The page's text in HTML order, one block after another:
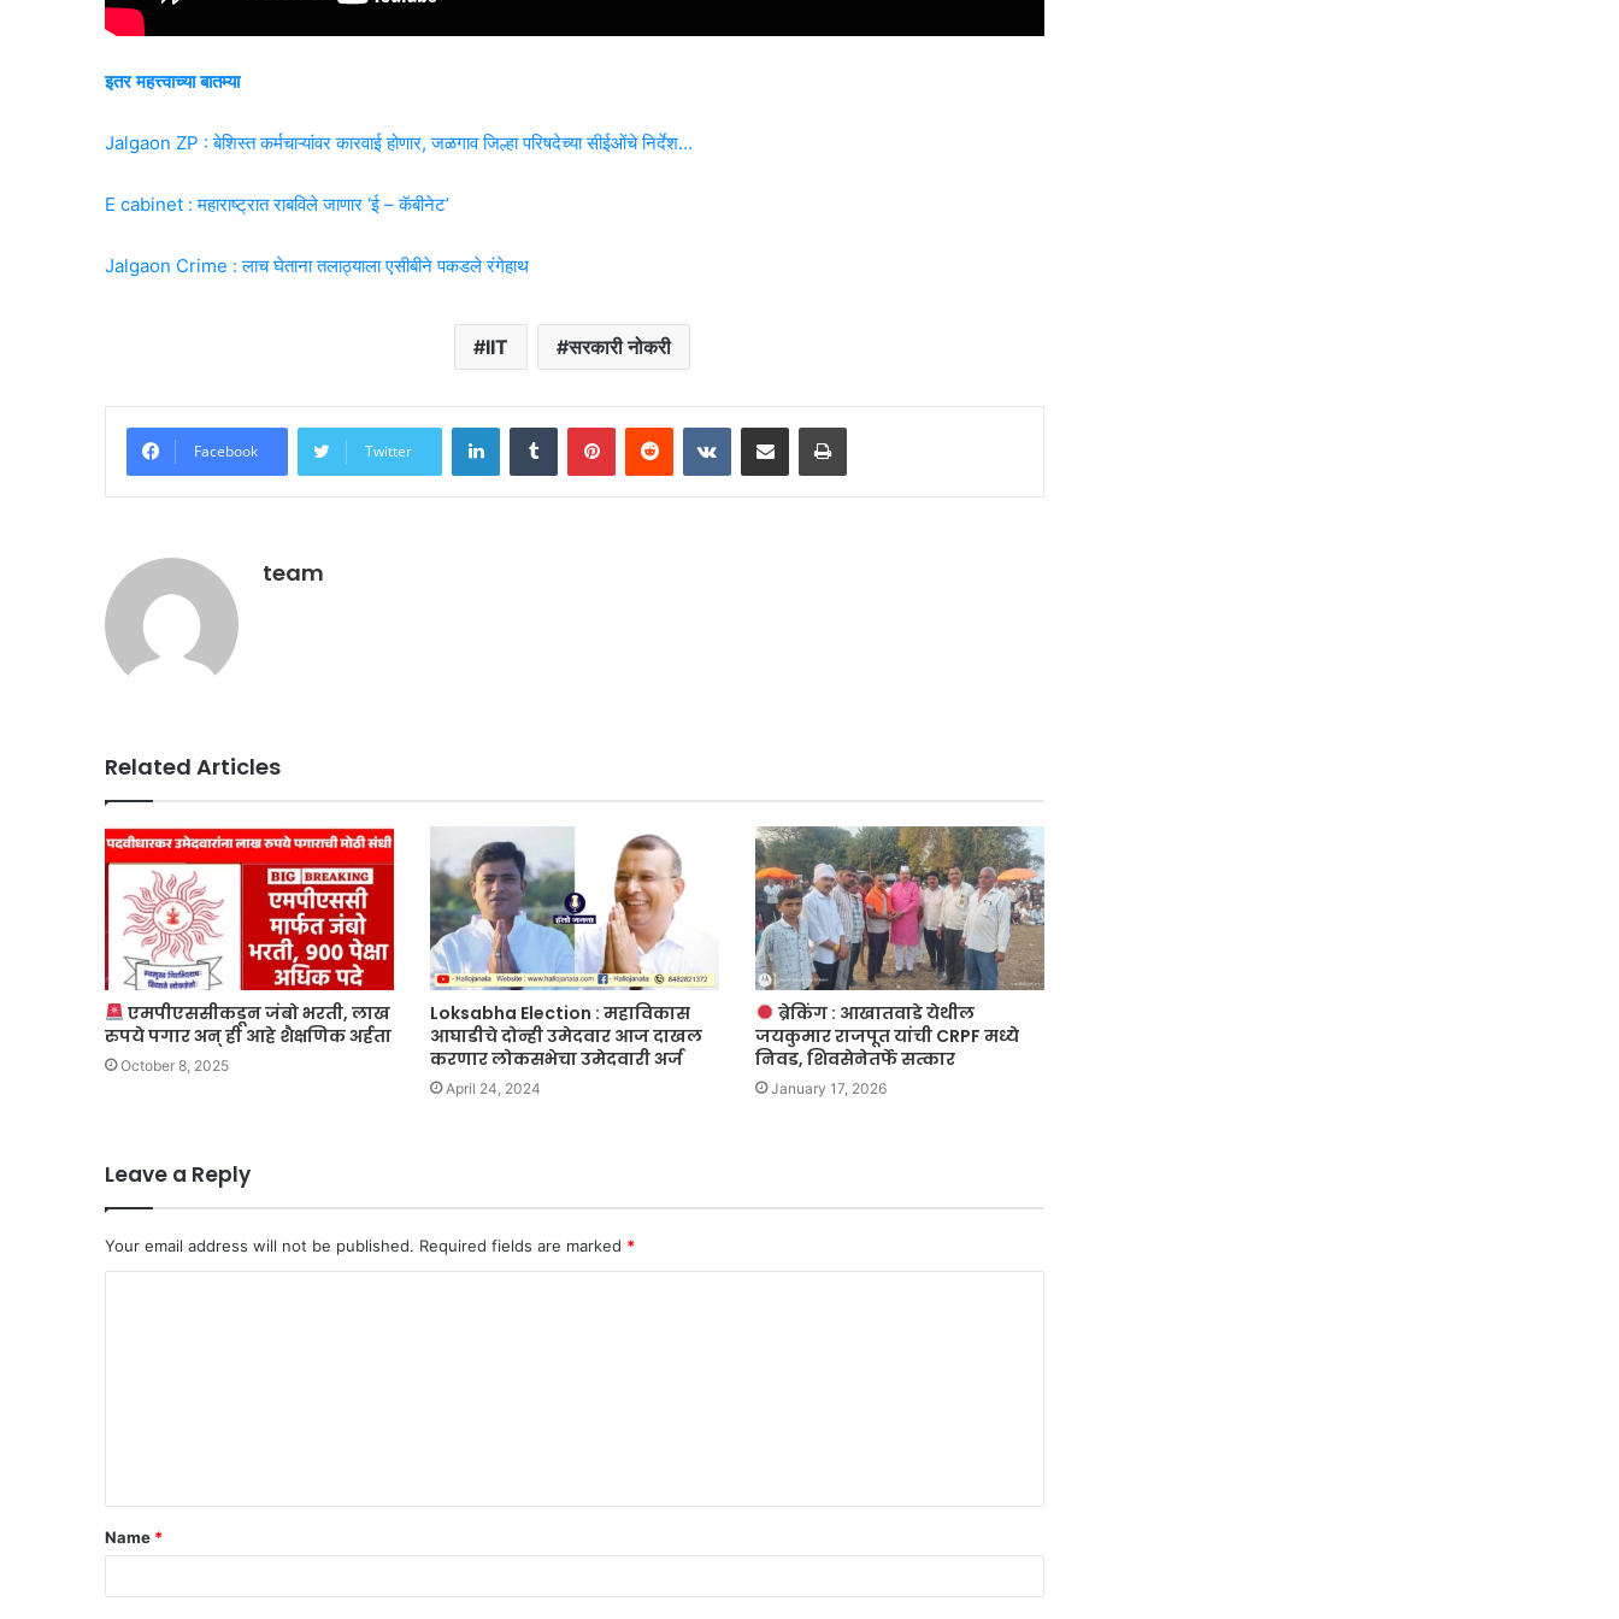
इतर महत्त्वाच्या बातम्या
Jalgaon ZP : बेशिस्त कर्मचाऱ्यांवर कारवाई होणार, जळगाव जिल्हा परिषदेच्या सीईओंचे निर्देश…
E cabinet : महाराष्ट्रात राबविले जाणार ‘ई – कॅबीनेट’
Jalgaon Crime : लाच घेताना तलाठ्याला एसीबीने पकडले रंगेहाथ
IIT सरकारी नोकरी
Facebook Twitter
LinkedInTumblr PinterestReddit VKontakteShare via Email Print
team
Related Articles
एमपीएससीकडून जंबो भरती, लाख
रुपये पगार अन् ही आहे शैक्षणिक अर्हता
October 8, 2025
Loksabha Election : महाविकास
आघाडीचे दोन्ही उमेदवार आज दाखल
करणार लोकसभेचा उमेदवारी अर्ज
April 24, 2024
ब्रेकिंग : आखातवाडे येथील
जयकुमार राजपूत यांची CRPF मध्ये
निवड, शिवसेनेतर्फे सत्कार
January 17, 2026
Leave a Reply
Your email address will not be published. Required fields are marked *
t
*
Name *